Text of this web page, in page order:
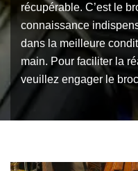
récupérable. C’est le
connaissance
dans la meilleure
main. Pour faciliter la
veuillez engager le